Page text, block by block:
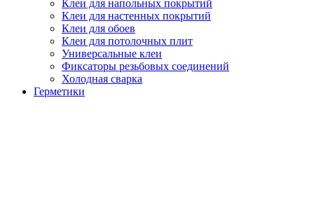
Клеи для напольных покрытий
Клеи для настенных покрытий
Клеи для обоев
Клеи для потолочных плит
Универсальные клеи
Фиксаторы резьбовых соединений
Холодная сварка
Герметики